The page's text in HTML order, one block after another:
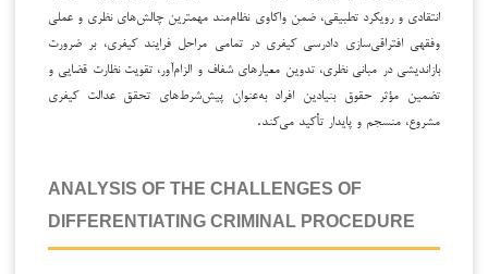
انتقادی و رویکرد تطبیقی، ضمن واکاوی نظام‌مند مهمترین چالش‌های نظری و عملی
وفقهی افتراقی‌سازی دادرسی کیفری در تمامی مراحل فرایند کیفری، بر ضرورت
بازاندیشی در مبانی نظری، تدوین معیارهای شفاف و الزام‌آور، تقویت نظارت قضایی و
تضمین مؤثر حقوق بنیادین افراد به‌عنوان پیش‌شرط‌های تحقق عدالت کیفری
مشروع، منسجم و پایدار تأکید می‌کند.
ANALYSIS OF THE CHALLENGES OF
DIFFERENTIATING CRIMINAL PROCEDURE